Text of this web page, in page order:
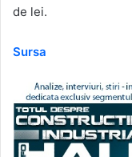
de lei.
Sursa